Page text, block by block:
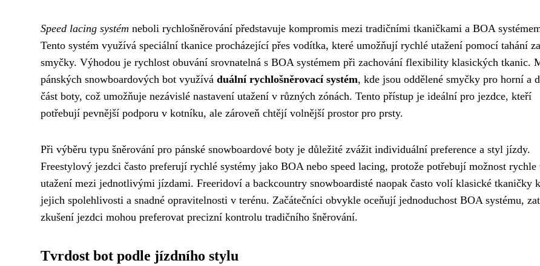
Speed lacing systém neboli rychlošněrování představuje kompromis mezi tradičními tkaničkami a BOA
Tento systém využívá speciální tkanice procházející přes vodítka, které umožňují rychlé utažení pomocí tahání za
smyčky. Výhodou je rychlost obuvání srovnatelná s BOA systémem při zachování flexibility klasických tkanic.
pánských snowboardových bot využívá duální rychlošněrovací systém, kde jsou oddělené smyčky pro horní a
část boty, což umožňuje nezávislé nastavení utažení v různých zónách. Tento přístup je ideální pro jezdce, kteří
potřebují pevnější podporu v kotníku, ale zároveň chtějí volnější prostor pro prsty.
Při výběru typu šněrování pro pánské snowboardové boty je důležité zvážit individuální preference a styl jízdy.
Freestylový jezdci často preferují rychlé systémy jako BOA nebo speed lacing, protože potřebují možnost rychle
utažení mezi jednotlivými jízdami. Freeridoví a backcountry snowboardisté naopak často volí klasické tkaničky
jejich spolehlivosti a snadné opravitelnosti v terénu. Začátečníci obvykle oceňují jednoduchost BOA systému,
zkušení jezdci mohou preferovat precizní kontrolu tradičního šněrování.
Tvrdost bot podle jízdního stylu